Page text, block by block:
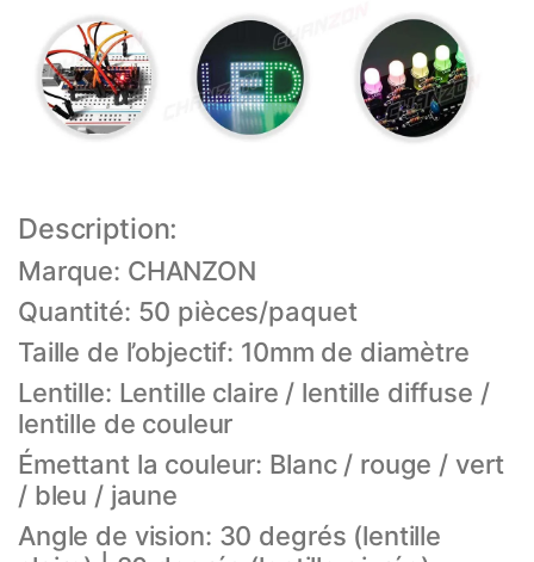
Description:
Marque: CHANZON
Quantité: 50 pièces/paquet
Taille de l’objectif: 10mm de diamètre
Lentille: Lentille claire / lentille diffuse /
lentille de couleur
Émettant la couleur: Blanc / rouge / vert
/ bleu / jaune
Angle de vision: 30 degrés (lentille